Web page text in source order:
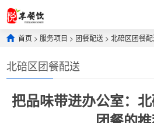
首页 > 服务项目 > 团餐配送 >北碚区团餐
北碚区团餐配送
把品味带进办公室：